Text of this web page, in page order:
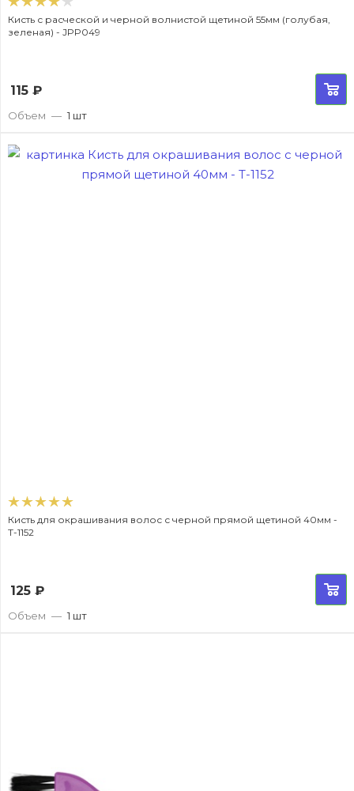
Кисть с расческой и черной волнистой щетиной 55мм (голубая,
зеленая) - JPP049
115 ₽
Объем — 1 шт
Кисть для окрашивания волос с черной прямой щетиной 40мм -
T-1152
125 ₽
Объем — 1 шт